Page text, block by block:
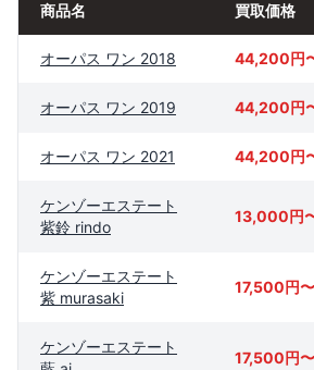
商品名 買取価格
オーパス ワン 2018 44,200円
オーパス ワン 2019 44,200円
オーパス ワン 2021 44,200円
ケンゾーエステート
紫鈴 rindo
13,000円
ケンゾーエステート
紫 murasaki
17,500円
ケンゾーエステート
17,500円